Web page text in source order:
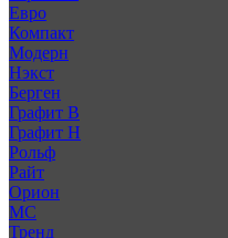
Евро
Компакт
Модерн
Нэкст
Берген
Графит В
Графит Н
Рольф
Райт
Орион
МС
Тренд